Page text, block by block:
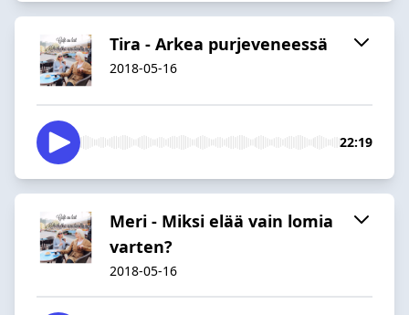
Tira - Arkea purjeveneessä
2018-05-16
22:19
Meri - Miksi elää vain lomia
varten?
2018-05-16